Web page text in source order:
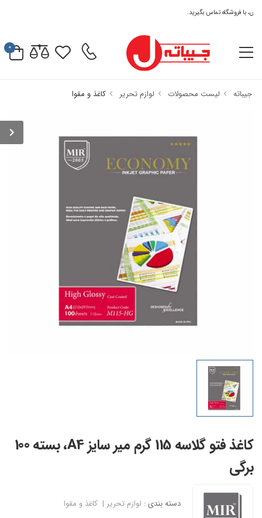
با فروشگاه تماس بگیرید.
0
جیباته لیست محصولات لوازم تحریر کاغذ و مقوا
کاغذ فتو گلاسه 115 گرم میر سایز A4، بسته 100
برگی
دسته بندی : لوازم تحریر | کاغذ و مقوا